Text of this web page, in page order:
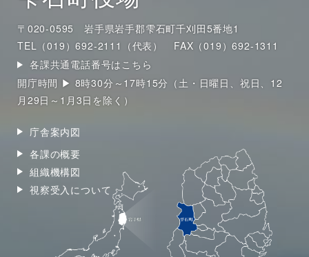
〒020-0595 岩手県岩手郡雫石町千刈田5番地1
TEL（019）692-2111（代表）
FAX（019）692-1311
各課共通電話番号はこちら
開庁時間 ▶ 8時30分～17時15分（土・日曜日、祝日、12
月29日～1月3日を除く）
庁舎案内図
各課の概要
組織機構図
視察受入について